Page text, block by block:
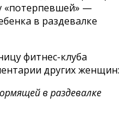
«потерпевшей» —
в раздевалке
фитнес-клуба
других женщин:
в раздевалке